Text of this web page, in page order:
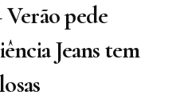
pede
Jeans tem